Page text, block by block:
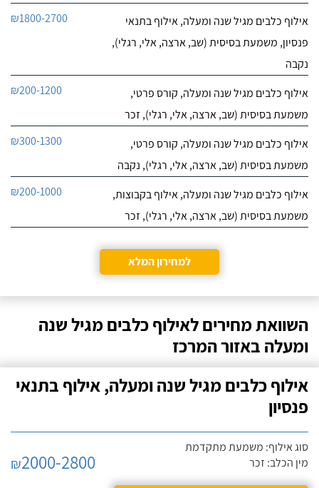
אילוף כלבים מגיל שנה ומעלה, אילוף בתנאי
פנסיון, משמעת בסיסית (שב, ארצה, אלי, רגלי),
נקבה
₪1800-2700
אילוף כלבים מגיל שנה ומעלה, קורס פרטי,
משמעת בסיסית (שב, ארצה, אלי, רגלי), זכר
₪200-1200
אילוף כלבים מגיל שנה ומעלה, קורס פרטי,
משמעת בסיסית (שב, ארצה, אלי, רגלי), נקבה
₪300-1300
אילוף כלבים מגיל שנה ומעלה, אילוף בקבוצות,
משמעת בסיסית (שב, ארצה, אלי, רגלי), זכר
₪200-1000
למחירון המלא
השוואת מחירים לאילוף כלבים מגיל שנה
ומעלה באזור המרכז
אילוף כלבים מגיל שנה ומעלה, אילוף בתנאי
פנסיון
סוג אילוף: משמעת מתקדמת
מין הכלב: זכר
₪2000-2800